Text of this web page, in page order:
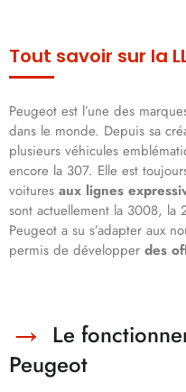
Tout savoir sur la
Peugeot est l’une des
dans le monde. Depuis sa
plusieurs véhicules
encore la 307. Elle est
voitures aux lignes
sont actuellement la 3008, la
Peugeot a su s’adapter aux
permis de développer des
Le
Peugeot